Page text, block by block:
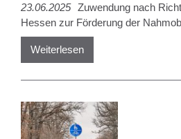
23.06.2025 Zuwendung nach
Hessen zur Förderung der
Weiterlesen